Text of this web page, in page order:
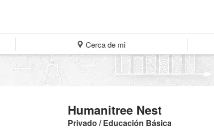
Cerca de mi
Humanitree Nest
Privado / Educación Básica